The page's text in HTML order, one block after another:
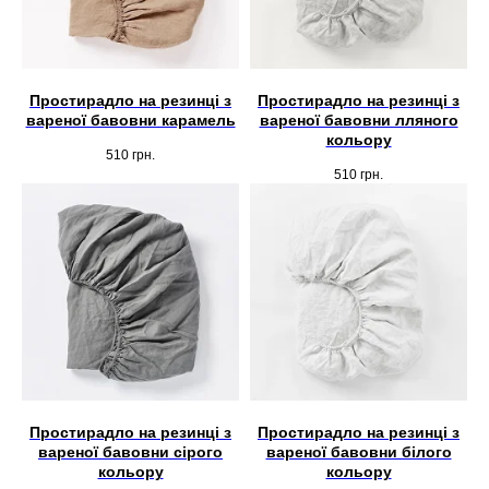
Простирадло на резинці з
вареної бавовни карамель
510 грн.
Простирадло на резинці з
вареної бавовни лляного
кольору
510 грн.
Простирадло на резинці з
вареної бавовни сірого
кольору
Простирадло на резинці з
вареної бавовни білого
кольору